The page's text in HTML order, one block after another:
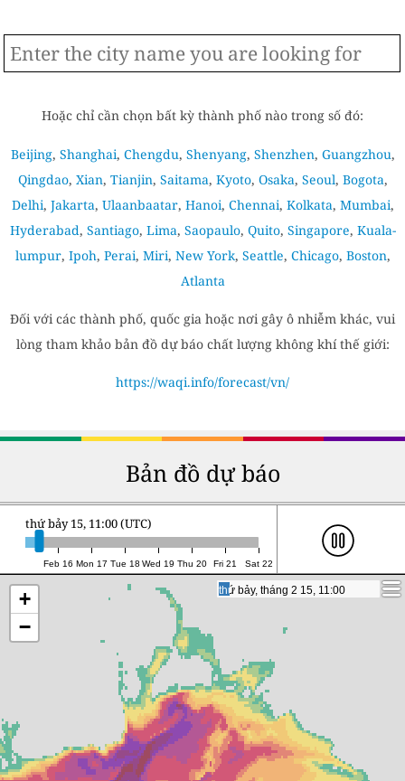
Hoặc chỉ cần chọn bất kỳ thành phố nào trong số đó:
Beijing, Shanghai, Chengdu, Shenyang, Shenzhen, Guangzhou,
Qingdao, Xian, Tianjin, Saitama, Kyoto, Osaka, Seoul, Bogota,
Delhi, Jakarta, Ulaanbaatar, Hanoi, Chennai, Kolkata, Mumbai,
Hyderabad, Santiago, Lima, Saopaulo, Quito, Singapore, Kuala-
lumpur, Ipoh, Perai, Miri, New York, Seattle, Chicago, Boston,
Atlanta
Đối với các thành phố, quốc gia hoặc nơi gây ô nhiễm khác, vui
lòng tham khảo bản đồ dự báo chất lượng không khí thế giới:
https://waqi.info/forecast/vn/
Bản đồ dự báo
Feb 16 Mon 17 Tue 18 Wed 19 Thu 20 Fri 21 Sat 22
thứ bảy 15, 11:00 (UTC)
thứ bảy, tháng 2 15, 11:00
thứ bảy, tháng 2 15, 11:00
+
−